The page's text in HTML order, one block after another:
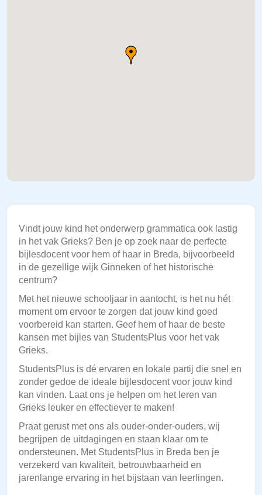
Vindt jouw kind het onderwerp grammatica ook lastig
in het vak Grieks? Ben je op zoek naar de perfecte
bijlesdocent voor hem of haar in Breda, bijvoorbeeld
in de gezellige wijk Ginneken of het historische
centrum?
Met het nieuwe schooljaar in aantocht, is het nu hét
moment om ervoor te zorgen dat jouw kind goed
voorbereid kan starten. Geef hem of haar de beste
kansen met bijles van StudentsPlus voor het vak
Grieks.
StudentsPlus is dé ervaren en lokale partij die snel en
zonder gedoe de ideale bijlesdocent voor jouw kind
kan vinden. Laat ons je helpen om het leren van
Grieks leuker en effectiever te maken!
Praat gerust met ons als ouder-onder-ouders, wij
begrijpen de uitdagingen en staan klaar om te
ondersteunen. Met StudentsPlus in Breda ben je
verzekerd van kwaliteit, betrouwbaarheid en
jarenlange ervaring in het bijstaan van leerlingen.